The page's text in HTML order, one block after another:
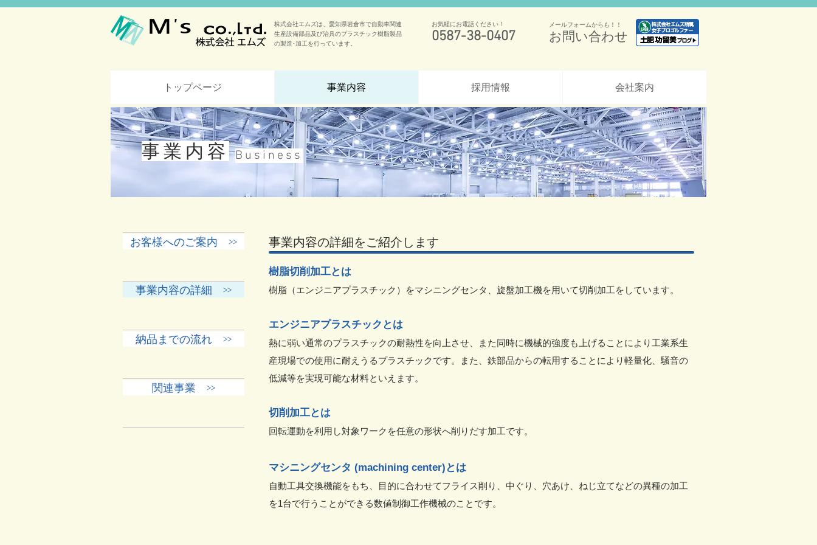
株式会社エムズは、愛知県岩倉市で自動車関連
生産設備部品及び治具のプラスチック樹脂製品
の製造･加工を行っています。
0587-38-0407
お気軽にお電話ください！
お問い合わせ
メールフォームからも！！
トップページ 事業内容 採用情報 会社案内
​事業内容 Business
お客様へのご案内 >>
事業内容の詳細 >>
納品までの流れ >>
関連事業 >>
事業内容の詳細をご紹介します
樹脂切削加工とは
樹脂（エンジニアプラスチック）をマシニングセンタ、旋盤加工機を用いて切削加工をしています。 ​
エンジニアプラスチックとは
熱に弱い通常のプラスチックの耐熱性を向上させ、また同時に機械的強度も上げることにより工業系生
産現場での使用に耐えうるプラスチックです。また、鉄部品からの転用することにより軽量化、騒音の
低減等を実現可能な材料といえます。
切削加工とは
回転運動を利用し対象ワークを任意の形状へ削りだす加工です。
マシニングセンタ (machining center)とは
自動工具交換機能をもち、目的に合わせてフライス削り、中ぐり、穴あけ、ねじ立てなどの異種の加工
を1台で行うことができる数値制御工作機械のことです。